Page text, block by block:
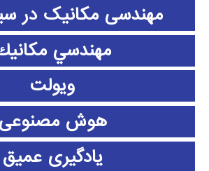
مهندسی مکانیک در
مهندسي
ویولت
هوش مصنوعی
یادگیری عمیق